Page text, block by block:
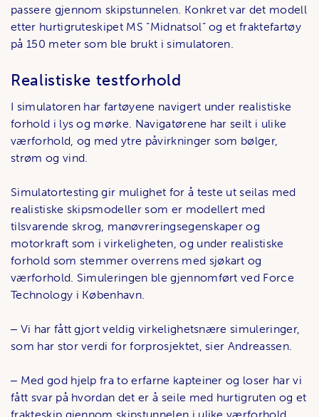
passere gjennom skipstunnelen. Konkret var det modell
etter hurtigruteskipet MS ”Midnatsol” og et fraktefartøy
på 150 meter som ble brukt i simulatoren.
Realistiske testforhold
I simulatoren har fartøyene navigert under realistiske
forhold i lys og mørke. Navigatørene har seilt i ulike
værforhold, og med ytre påvirkninger som bølger,
strøm og vind.
Simulatortesting gir mulighet for å teste ut seilas med
realistiske skipsmodeller som er modellert med
tilsvarende skrog, manøvreringsegenskaper og
motorkraft som i virkeligheten, og under realistiske
forhold som stemmer overrens med sjøkart og
værforhold. Simuleringen ble gjennomført ved Force
Technology i København.
‒ Vi har fått gjort veldig virkelighetsnære simuleringer,
som har stor verdi for forprosjektet, sier Andreassen.
‒ Med god hjelp fra to erfarne kapteiner og loser har vi
fått svar på hvordan det er å seile med hurtigruten og et